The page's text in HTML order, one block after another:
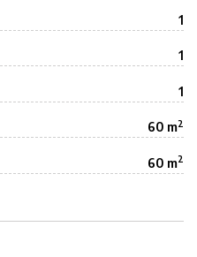
1
1
1
60 m2
60 m2